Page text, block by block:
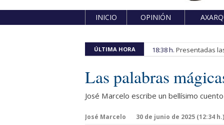
INICIO OPINIÓN
ÚLTIMA HORA 18:38 h. Presentadas
Las palabras
José Marcelo escribe un bellísimo
José Marcelo 30 de junio de 2025 (12:34 h.)